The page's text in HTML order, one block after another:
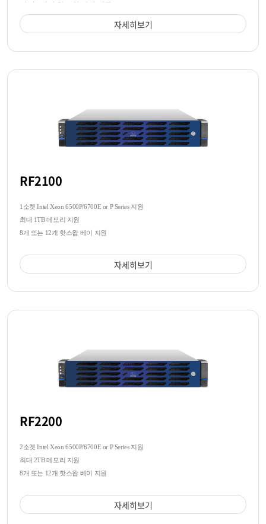
전면 4개의 핫스왑 베이 제공
자세히보기
RF2100
1소켓 Intel Xeon 6500P/6700E or P Series 지원
최대 1TB 메모리 지원
8개 또는 12개 핫스왑 베이 지원
자세히보기
RF2200
2소켓 Intel Xeon 6500P/6700E or P Series 지원
최대 2TB 메모리 지원
8개 또는 12개 핫스왑 베이 지원
자세히보기